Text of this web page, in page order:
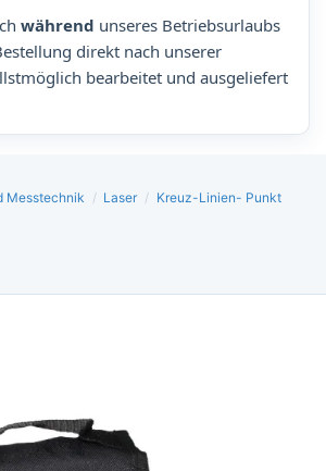
während unseres Betriebsurlaubs
direkt nach unserer
bearbeitet und ausgeliefert
Messtechnik / Laser / Kreuz-Linien- Punkt